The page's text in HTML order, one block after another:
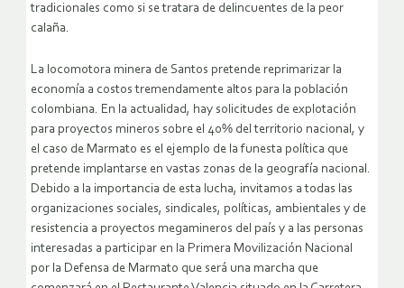
tradicionales como si se tratara de delincuentes de la peor
calaña.
La locomotora minera de Santos pretende reprimarizar la
economía a costos tremendamente altos para la población
colombiana. En la actualidad, hay solicitudes de explotación
para proyectos mineros sobre el 40% del territorio nacional, y
el caso de Marmato es el ejemplo de la funesta política que
pretende implantarse en vastas zonas de la geografía nacional.
Debido a la importancia de esta lucha, invitamos a todas las
organizaciones sociales, sindicales, políticas, ambientales y de
resistencia a proyectos megamineros del país y a las personas
interesadas a participar en la Primera Movilización Nacional
por la Defensa de Marmato que será una marcha que